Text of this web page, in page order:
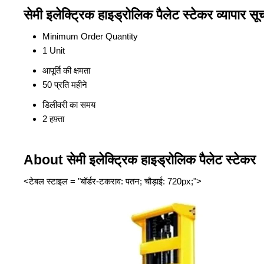
सेमी इलेक्ट्रिक हाइड्रोलिक पैलेट स्टेकर व्यापार
Minimum Order Quantity
1 Unit
आपूर्ति की क्षमता
50 प्रति महीने
डिलीवरी का समय
2 हफ़्ता
About सेमी इलेक्ट्रिक हाइड्रोलिक पैलेट स्टेकर
<टेबल स्टाइल = "बॉर्डर-टकराव: पतन; चौड़ाई: 720px;">